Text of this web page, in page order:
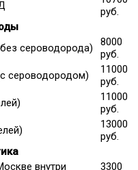
руб.
сероводорода)
8000
руб.
сероводородом)
11000
руб.
11000
руб.
13000
руб.
внутри
3300